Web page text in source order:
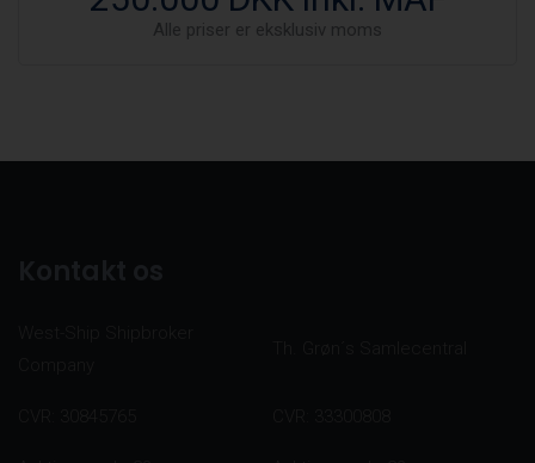
Alle priser er eksklusiv moms